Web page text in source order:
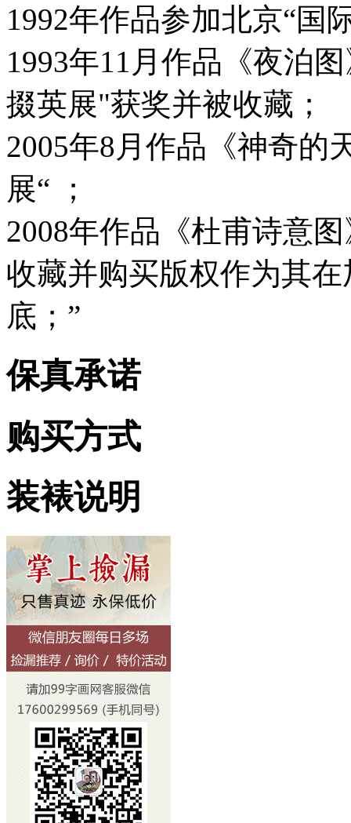
1992年作品参加北京“国
1993年11月作品《夜泊
掇英展"获奖并被收藏；
2005年8月作品《神奇的
展“ ；
2008年作品《杜甫诗意
收藏并购买版权作为其
底；”
保真承诺
购买方式
装裱说明